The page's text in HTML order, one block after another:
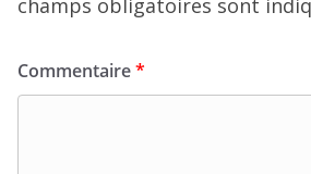
champs obligatoires sont
Commentaire*